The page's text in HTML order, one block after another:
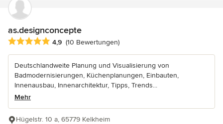
as.designconcepte
Durchschnittliche Bewertung: 4.9 von 5 Sternen
4,9 (10 Bewertungen)
Deutschlandweite Planung und Visualisierung von
Badmodernisierungen, Küchenplanungen, Einbauten,
Innenausbau, Innenarchitektur, Tipps, Trends...
Mehr
Hügelstr. 10 a, 65779 Kelkheim